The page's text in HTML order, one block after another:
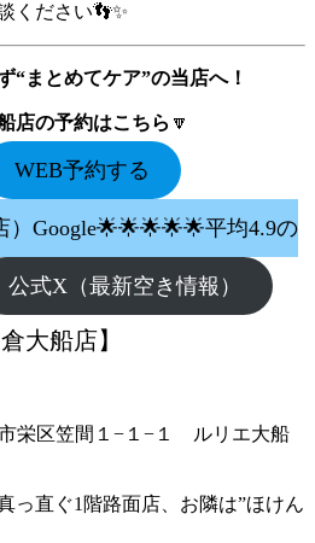
ください👣✨
“まとめてケア”の当店へ！
店の予約はこちら 🔽
WEB予約する
Google🌟🌟🌟🌟🌟平均4.9の
公式X（最新空き情報）
大船店】
市栄区笠間１−１−１ ルリエ大船
っ直ぐ1階路面店、お隣は”ほけん